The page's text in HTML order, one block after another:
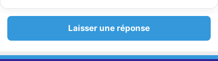
Laisser une réponse